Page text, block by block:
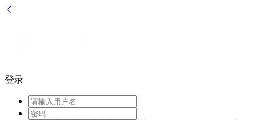
登录